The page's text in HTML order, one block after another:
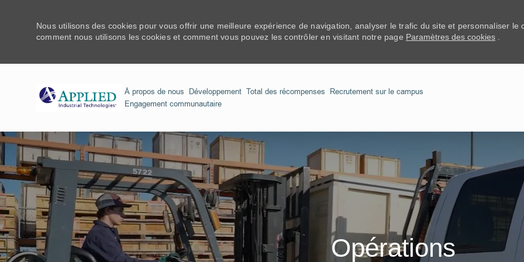
Nous utilisons des cookies pour vous offrir une meilleure expérience de navigation, analyser le trafic du site et personnaliser le
comment nous utilisons les cookies et comment vous pouvez les contrôler en visitant notre page Paramètres des cookies
À propos de nous Développement Total des récompenses Recrutement sur le campus
Engagement communautaire
-
Opérations